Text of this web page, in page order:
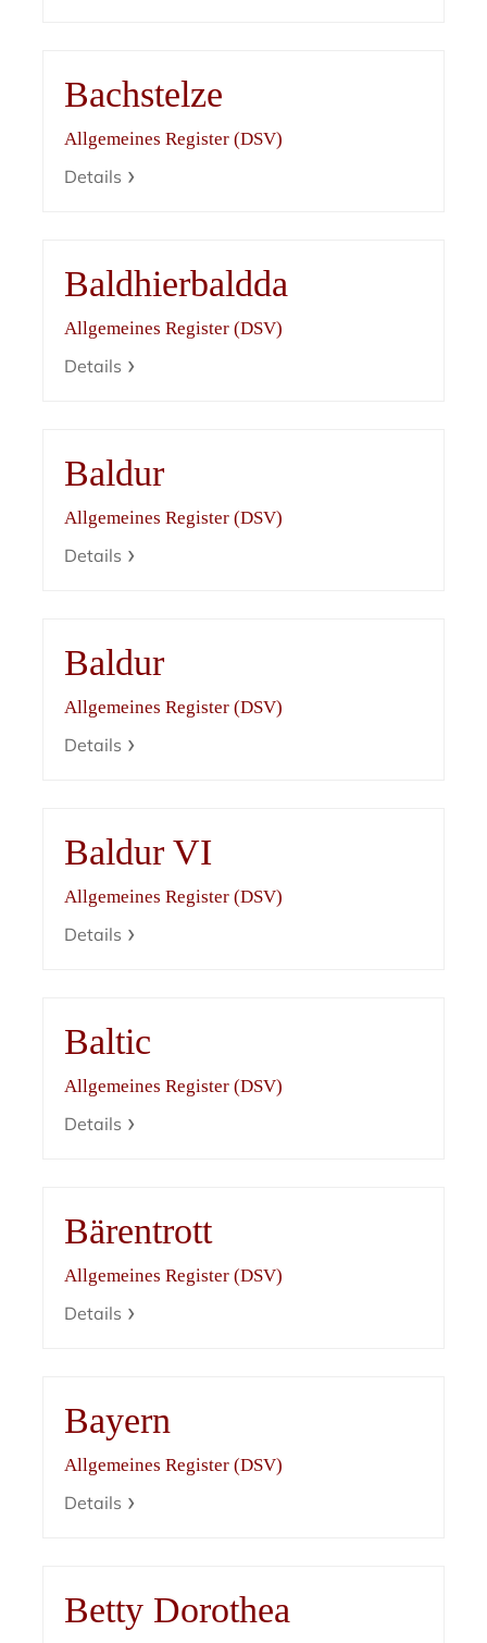
Bachstelze
Allgemeines Register (DSV)
Details
Baldhierbaldda
Allgemeines Register (DSV)
Details
Baldur
Allgemeines Register (DSV)
Details
Baldur
Allgemeines Register (DSV)
Details
Baldur VI
Allgemeines Register (DSV)
Details
Baltic
Allgemeines Register (DSV)
Details
Bärentrott
Allgemeines Register (DSV)
Details
Bayern
Allgemeines Register (DSV)
Details
Betty Dorothea